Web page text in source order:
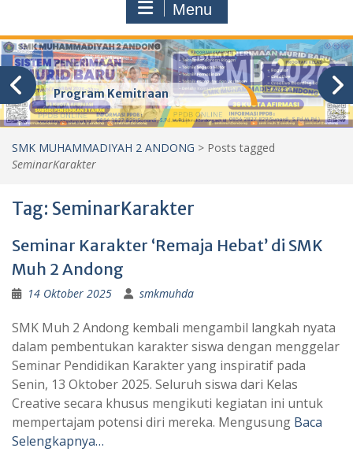
Menu
Program Kemitraan
SMK MUHAMMADIYAH 2 ANDONG > Posts tagged
SeminarKarakter
Tag: SeminarKarakter
Seminar Karakter ‘Remaja Hebat’ di SMK
Muh 2 Andong
14 Oktober 2025 smkmuhda
SMK Muh 2 Andong kembali mengambil langkah nyata
dalam pembentukan karakter siswa dengan menggelar
Seminar Pendidikan Karakter yang inspiratif pada
Senin, 13 Oktober 2025. Seluruh siswa dari Kelas
Creative secara khusus mengikuti kegiatan ini untuk
mempertajam potensi diri mereka. Mengusung Baca
Selengkapnya…